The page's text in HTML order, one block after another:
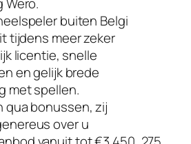
buiten Belgi
tijdens meer zeker
licentie, snelle
en gelijk brede
met spellen.
qua bonussen, zij
over u